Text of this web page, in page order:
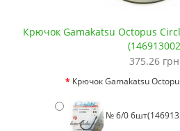
Крючок Gamakatsu Octopus
375.26
Крючок Gamakatsu
№ 6/0 6шт(146913